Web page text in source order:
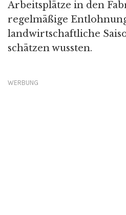
Arbeitsplätze in den
regelmäßige
landwirtschaftliche
schätzen wussten.
WERBUNG